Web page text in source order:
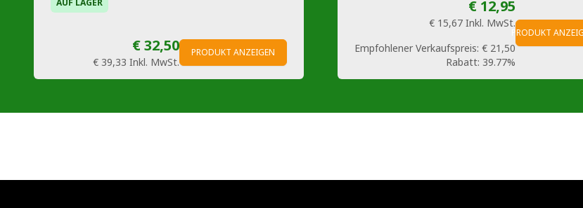
AUF LAGER
€ 32,50
€ 39,33 Inkl. MwSt.
PRODUKT ANZEIGEN
€ 12,95
€ 15,67 Inkl. MwSt.
Empfohlener Verkaufspreis: € 21,50
Rabatt: 39.77%
PRODUKT